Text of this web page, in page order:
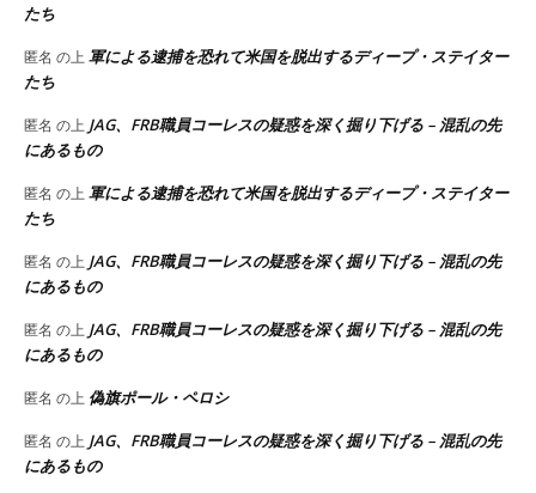
たち
匿名 の上 軍による逮捕を恐れて米国を脱出するディープ・ステイター
たち
匿名 の上 JAG、FRB職員コーレスの疑惑を深く掘り下げる – 混乱の先
にあるもの
匿名 の上 軍による逮捕を恐れて米国を脱出するディープ・ステイター
たち
匿名 の上 JAG、FRB職員コーレスの疑惑を深く掘り下げる – 混乱の先
にあるもの
匿名 の上 JAG、FRB職員コーレスの疑惑を深く掘り下げる – 混乱の先
にあるもの
匿名 の上 偽旗ポール・ペロシ
匿名 の上 JAG、FRB職員コーレスの疑惑を深く掘り下げる – 混乱の先
にあるもの